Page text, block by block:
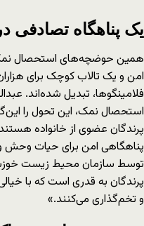
یک پناهگاه
همین حوضچه‌های استحصال
امن و یک تالاب کوچک برای
فلامینگوها، تبدیل شده‌اند.
استحصال نمک، این تحول را
پرندگان عضوی از خانواده
پناهگاهی امن برای حیات وحش
توسط سازمان محیط زیست
پرندگان به قدری است که با
و تخم‌گذاری می‌کنند.»